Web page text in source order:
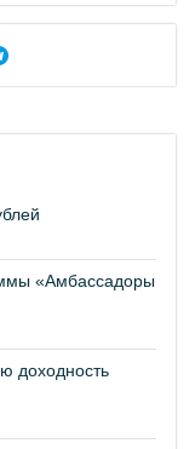
«Амбассадоры
доходность